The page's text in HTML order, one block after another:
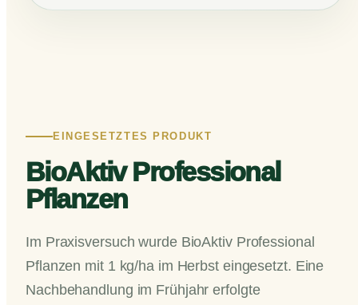
EINGESETZTES PRODUKT
BioAktiv Professional
Pflanzen
Im Praxisversuch wurde BioAktiv Professional
Pflanzen mit 1 kg/ha im Herbst eingesetzt. Eine
Nachbehandlung im Frühjahr erfolgte